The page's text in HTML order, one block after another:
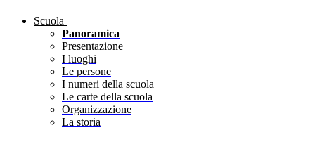
Scuola
Panoramica
Presentazione
I luoghi
Le persone
I numeri della scuola
Le carte della scuola
Organizzazione
La storia